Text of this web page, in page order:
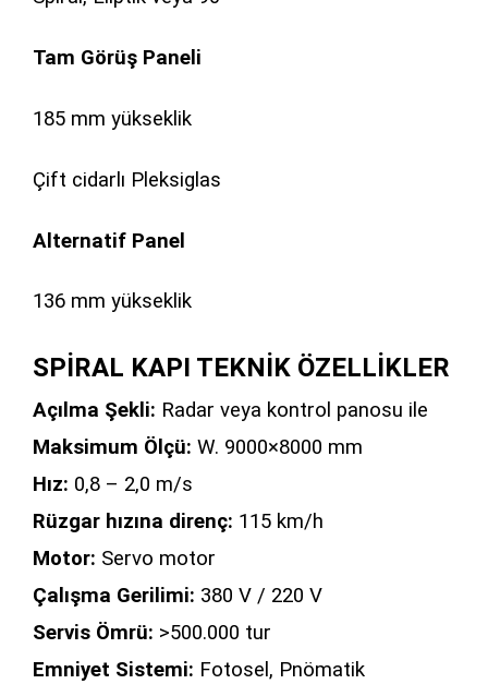
Tam Görüş Paneli
185 mm yükseklik
Çift cidarlı Pleksiglas
Alternatif Panel
136 mm yükseklik
SPİRAL KAPI TEKNİK ÖZELLİKLER
Açılma Şekli: Radar veya kontrol panosu ile
Maksimum Ölçü: W. 9000×8000 mm
Hız: 0,8 – 2,0 m/s
Rüzgar hızına direnç: 115 km/h
Motor: Servo motor
Çalışma Gerilimi: 380 V / 220 V
Servis Ömrü: >500.000 tur
Emniyet Sistemi: Fotosel, Pnömatik